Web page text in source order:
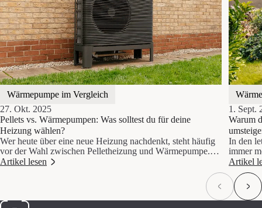
Wärmepumpe im Vergleich
27. Okt. 2025
Pellets vs. Wärmepumpen: Was solltest du für deine
Heizung wählen?
Wer heute über eine neue Heizung nachdenkt, steht häufig
vor der Wahl zwischen Pelletheizung und Wärmepumpe.
Beide gelten als klimafreundliche Alternativen zu Öl- und
Gasheizungen, unterscheiden sich jedoch stark in Technik,
Artikel lesen
1. Sept.
Warum
In den
immer
Artikel
Previous